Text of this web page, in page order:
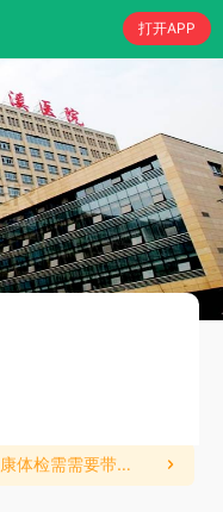
打开APP
执业护士注册和职业医师注册健康体检需需要带二寸彩照